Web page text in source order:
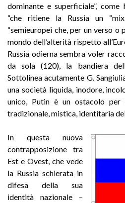
dominante e superficiale”,
“che ritiene la Russia un
“semieuropei che, per un verso o
mondo dell’alterità rispetto
Russia odierna sembra voler
da sola (120), la bandiera
Sottolinea acutamente G.
una società liquida, inodore,
unico, Putin è un ostacolo per
tradizionale, mistica, identitaria
In questa nuova
contrapposizione tra
Est e Ovest, che vede
la Russia schierata in
difesa della sua
identità nazionale –